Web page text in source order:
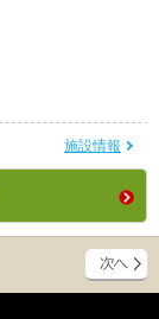
施設情報